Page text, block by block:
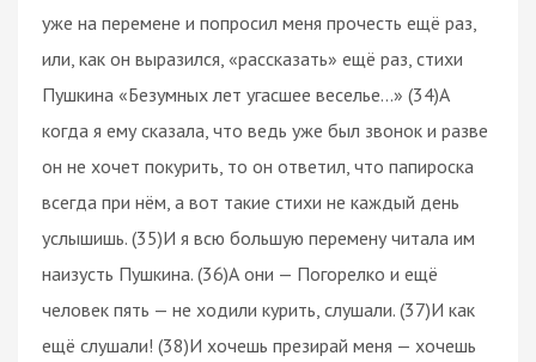
уже на перемене и попросил меня прочесть ещё раз,
или, как он выразился, «рассказать» ещё раз, стихи
Пушкина «Безумных лет угасшее веселье…» (34)А
когда я ему сказала, что ведь уже был звонок и разве
он не хочет покурить, то он ответил, что папироска
всегда при нём, а вот такие стихи не каждый день
услышишь. (35)И я всю большую перемену читала им
наизусть Пушкина. (36)А они — Погорелко и ещё
человек пять — не ходили курить, слушали. (37)И как
ещё слушали! (38)И хочешь презирай меня — хочешь